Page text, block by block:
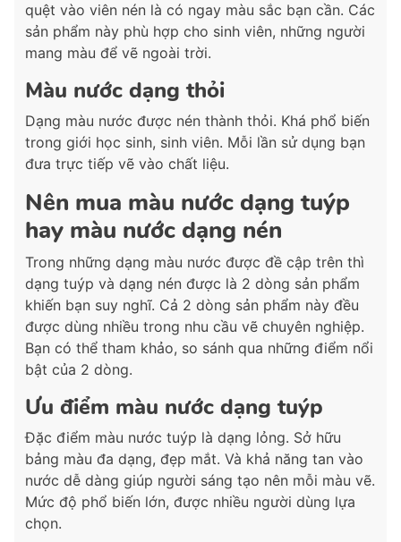
quệt vào viên nén là có ngay màu sắc bạn cần. Các
sản phẩm này phù hợp cho sinh viên, những người
mang màu để vẽ ngoài trời.
Màu nước dạng thỏi
Dạng màu nước được nén thành thỏi. Khá phổ biến
trong giới học sinh, sinh viên. Mỗi lần sử dụng bạn
đưa trực tiếp vẽ vào chất liệu.
Nên mua màu nước dạng tuýp
hay màu nước dạng nén
Trong những dạng màu nước được đề cập trên thì
dạng tuýp và dạng nén được là 2 dòng sản phẩm
khiến bạn suy nghĩ. Cả 2 dòng sản phẩm này đều
được dùng nhiều trong nhu cầu vẽ chuyên nghiệp.
Bạn có thể tham khảo, so sánh qua những điểm nổi
bật của 2 dòng.
Ưu điểm màu nước dạng tuýp
Đặc điểm màu nước tuýp là dạng lỏng. Sở hữu
bảng màu đa dạng, đẹp mắt. Và khả năng tan vào
nước dễ dàng giúp người sáng tạo nên mỗi màu vẽ.
Mức độ phổ biến lớn, được nhiều người dùng lựa
chọn.